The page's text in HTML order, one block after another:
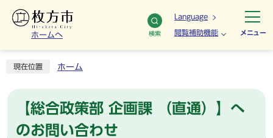
ホームへ 検索
Language
閲覧補助機能 メニュー
現在位置 ホーム
【総合政策部 企画課 （直通）】へ
のお問い合わせ